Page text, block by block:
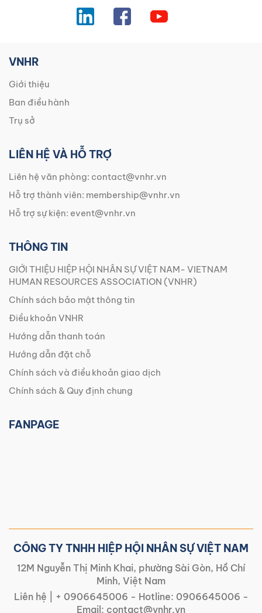
VNHR
Giới thiệu
Ban điều hành
Trụ sở
LIÊN HỆ VÀ HỖ TRỢ
Liên hệ văn phòng: contact@vnhr.vn
Hỗ trợ thành viên: membership@vnhr.vn
Hỗ trợ sự kiện: event@vnhr.vn
THÔNG TIN
GIỚI THIỆU HIỆP HỘI NHÂN SỰ VIỆT NAM- VIETNAM
HUMAN RESOURCES ASSOCIATION (VNHR)
Chính sách bảo mật thông tin
Điều khoản VNHR
Hướng dẫn thanh toán
Hướng dẫn đặt chỗ
Chính sách và điều khoản giao dịch
Chính sách & Quy định chung
FANPAGE
CÔNG TY TNHH HIỆP HỘI NHÂN SỰ VIỆT NAM
12M Nguyễn Thị Minh Khai, phường Sài Gòn, Hồ Chí
Minh, Việt Nam
Liên hệ |
+ 0906645006 - Hotline: 0906645006 -
Email: contact@vnhr.vn